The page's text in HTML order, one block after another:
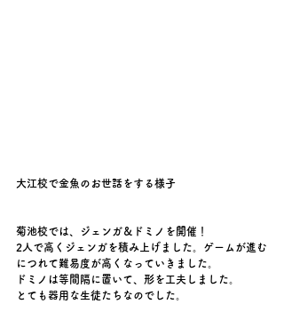
大江校で金魚のお世話をする様子
菊池校では、ジェンガ＆ドミノを開催！
2人で高くジェンガを積み上げました。ゲームが進む
につれて難易度が高くなっていきました。
ドミノは等間隔に置いて、形を工夫しました。
とても器用な生徒たちなのでした。